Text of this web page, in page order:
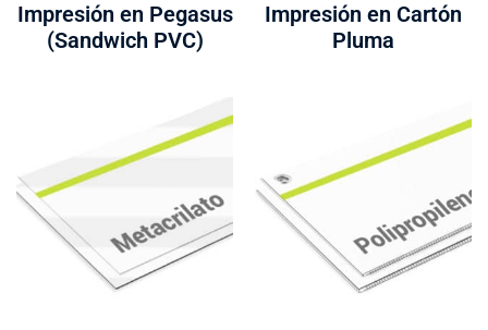
Impresión en Pegasus
(Sandwich PVC)
Impresión en Cartón
Pluma